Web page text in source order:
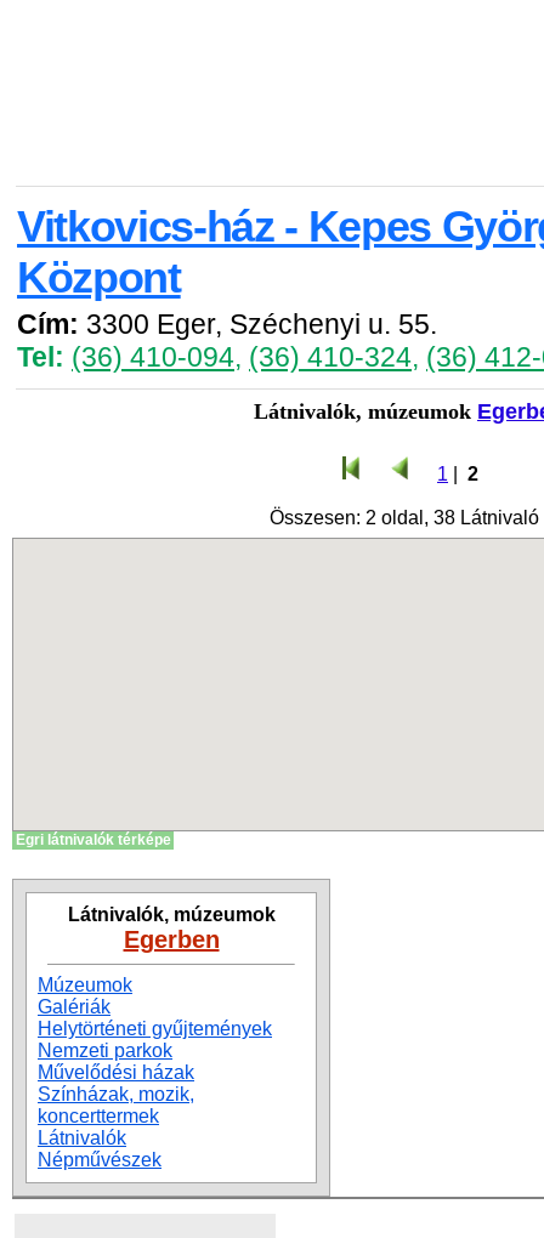
Vitkovics-ház - Kepes
Központ
Cím: 3300 Eger, Széchenyi u. 55.
Tel: (36) 410-094, (36) 410-324, (36)
Látnivalók, múzeumok
1 2
Összesen: 2 oldal, 38 Látnivaló
Egri látnivalók térképe
Látnivalók, múzeumok
Egerben
Múzeumok
Galériák
Helytörténeti gyűjtemények
Nemzeti parkok
Művelődési házak
Színházak, mozik,
koncerttermek
Látnivalók
Népművészek